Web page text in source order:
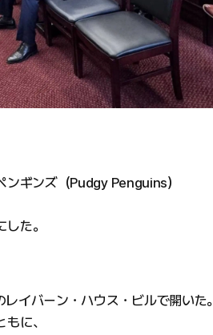
ギンズ（Pudgy Penguins）
た。
イバーン・ハウス・ビルで開いた。
に、